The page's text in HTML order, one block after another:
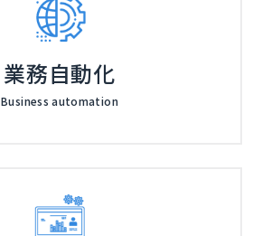
業務自動化
Business automation